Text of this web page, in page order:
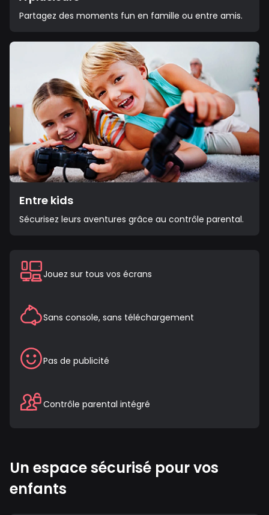
Partagez des moments fun en famille ou entre amis.
Entre kids
Sécurisez leurs aventures grâce au contrôle parental.
Jouez sur tous vos écrans
Sans console, sans téléchargement
Pas de publicité
Contrôle parental intégré
Un espace sécurisé pour vos
enfants